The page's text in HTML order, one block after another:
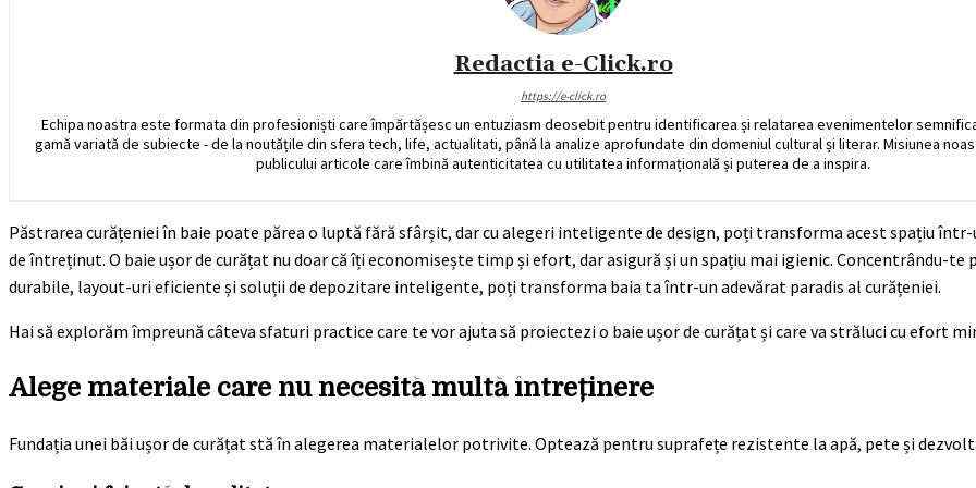
Redactia e-Click.ro
https://e-click.ro
Echipa noastra este formata din profesioniști care împărtășesc un entuziasm deosebit pentru identificarea și relatarea evenimentelor
gamă variată de subiecte - de la noutățile din sfera tech, life, actualitati, până la analize aprofundate din domeniul cultural și literar. Misiunea
publicului articole care îmbină autenticitatea cu utilitatea informațională și puterea de a inspira.
Păstrarea curățeniei în baie poate părea o luptă fără sfârșit, dar cu alegeri inteligente de design, poți transforma acest spațiu
de întreținut. O baie ușor de curățat nu doar că îți economisește timp și efort, dar asigură și un spațiu mai igienic. Concentrându-te
durabile, layout-uri eficiente și soluții de depozitare inteligente, poți transforma baia ta într-un adevărat paradis al curățeniei.
Hai să explorăm împreună câteva sfaturi practice care te vor ajuta să proiectezi o baie ușor de curățat și care va străluci cu efort
Alege materiale care nu necesită multă întreținere
Fundația unei băi ușor de curățat stă în alegerea materialelor potrivite. Optează pentru suprafețe rezistente la apă, pete și